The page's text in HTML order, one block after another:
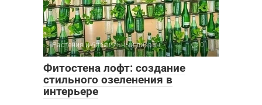
Растения и биофильный дизайн 0
Фитостена лофт: создание
стильного озеленения в
интерьере